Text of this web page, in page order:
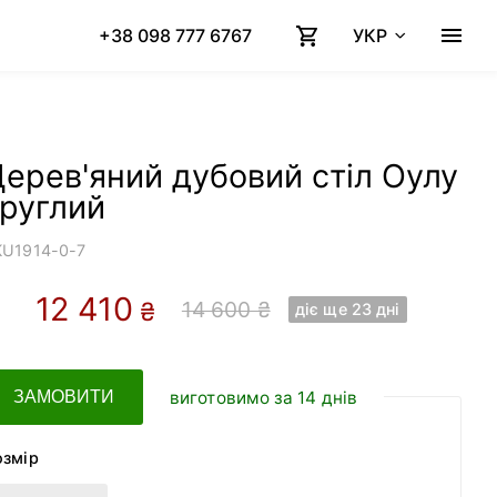
+38 098 777 6767 УКР
дубовий стіл Оулу
1914-0-7
12 410 ₴ 14 600 ₴ діє ще 23 днi
ЗАМОВИТИ виготовимо за 14 днів